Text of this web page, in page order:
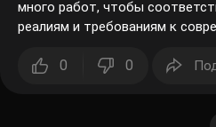
много работ, чтобы
реалиям и требованиям к
0 0